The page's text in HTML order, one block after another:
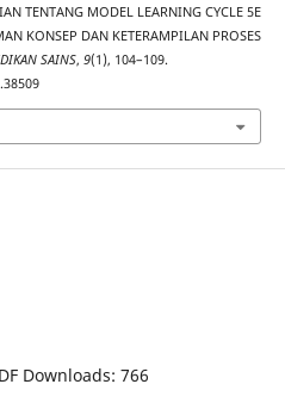
TENTANG MODEL LEARNING CYCLE 5E
KONSEP DAN KETERAMPILAN PROSES
SAINS, 9(1), 104–109.
Downloads: 766